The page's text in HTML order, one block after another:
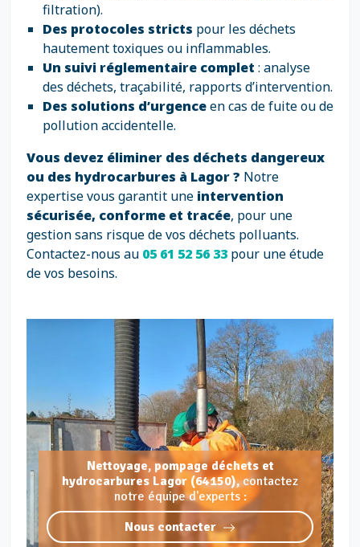
filtration).
Des protocoles stricts pour les déchets
hautement toxiques ou inflammables.
Un suivi réglementaire complet : analyse
des déchets, traçabilité, rapports d’intervention.
Des solutions d’urgenceen cas de fuite ou de
pollution accidentelle.
Vous devez éliminer des déchets dangereux
ou des hydrocarbures à Lagor ? Notre
expertise vous garantit une intervention
sécurisée, conforme et tracée, pour une
gestion sans risque de vos déchets polluants.
Contactez-nous au 05 61 52 56 33 pour une étude
de vos besoins.
Nettoyage, pompage déchets et
hydrocarbures Lagor (64150),contactez
notre équipe d'experts :
Nous contacter